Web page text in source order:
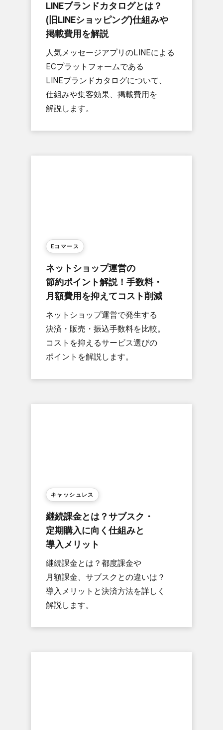
LINEブランドカタログとは？​
(旧LINEショッピング)仕組みや​
掲載費用を​解説
人気メッセージアプリの​LINEに​よる​
ECプラットフォームである​
LINEブランドカタログに​ついて、​
仕組みや集客効果、​掲載費用を​
解説します。
Eコマース
ネットショップ運営の​
節約ポイント解説！​手数料・
月額費用を​抑えて​コスト削減
ネットショップ運営で​発生する​
決済・販売・振込手数料を​比較。​
コストを​抑える​サービス選びの​
ポイントを​解説します。
キャッシュレス
継続課金とは？​サブスク・
定期購入に​向く​仕組みと​
導入メリット
継続課金とは？​都度​課金や​
月額課金、​サブスクとの​違いは？​
導入メリットと​決済方​法を​詳しく​
解説します。